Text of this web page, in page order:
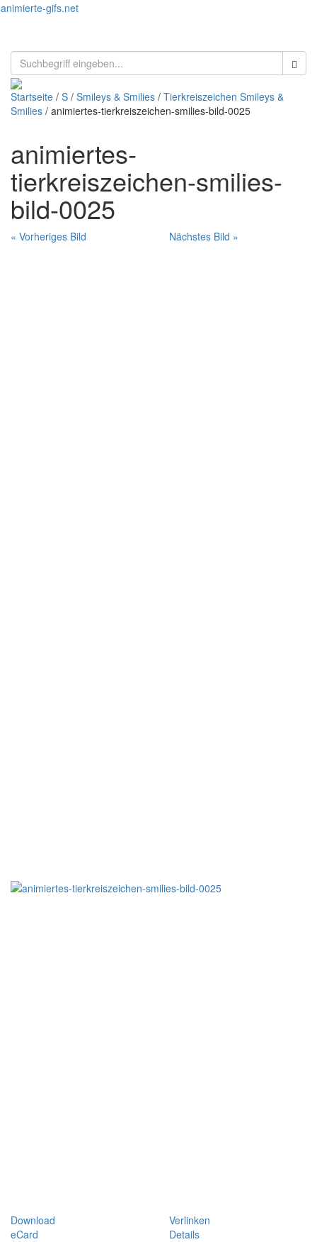
animierte-gifs.net
Startseite / S / Smileys & Smilies / Tierkreiszeichen Smileys &
Smilies / animiertes-tierkreiszeichen-smilies-bild-0025
animiertes-
tierkreiszeichen-smilies-
bild-0025
« Vorheriges Bild Nächstes Bild »
Download
Verlinken
eCard
Details